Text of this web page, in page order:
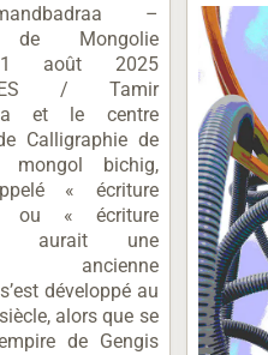
–
de Mongolie
août 2025
/ Tamir
et le centre
Calligraphie de
mongol bichig,
« écriture
ou « écriture
aurait une
ancienne
développé au
alors que se
de Gengis